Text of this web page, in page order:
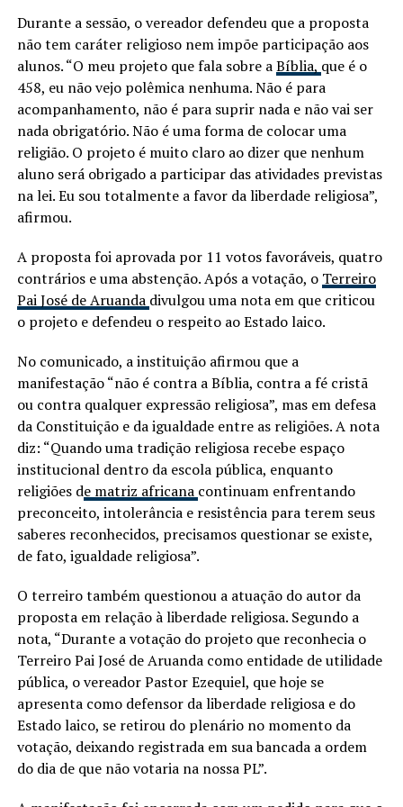
Durante a sessão, o vereador defendeu que a proposta
não tem caráter religioso nem impõe participação aos
alunos. “O meu projeto que fala sobre aBíblia, que é o
458, eu não vejo polêmica nenhuma. Não é para
acompanhamento, não é para suprir nada e não vai ser
nada obrigatório. Não é uma forma de colocar uma
religião. O projeto é muito claro ao dizer que nenhum
aluno será obrigado a participar das atividades previstas
na lei. Eu sou totalmente a favor da liberdade religiosa”,
afirmou.
A proposta foi aprovada por 11 votos favoráveis, quatro
contrários e uma abstenção. Após a votação, o Terreiro
Pai José de Aruanda divulgou uma nota em que criticou
o projeto e defendeu o respeito ao Estado laico.
No comunicado, a instituição afirmou que a
manifestação “não é contra a Bíblia, contra a fé cristã
ou contra qualquer expressão religiosa”, mas em defesa
da Constituição e da igualdade entre as religiões. A nota
diz: “Quando uma tradição religiosa recebe espaço
institucional dentro da escola pública, enquanto
religiões de matriz africana continuam enfrentando
preconceito, intolerância e resistência para terem seus
saberes reconhecidos, precisamos questionar se existe,
de fato, igualdade religiosa”.
O terreiro também questionou a atuação do autor da
proposta em relação à liberdade religiosa. Segundo a
nota, “Durante a votação do projeto que reconhecia o
Terreiro Pai José de Aruanda como entidade de utilidade
pública, o vereador Pastor Ezequiel, que hoje se
apresenta como defensor da liberdade religiosa e do
Estado laico, se retirou do plenário no momento da
votação, deixando registrada em sua bancada a ordem
do dia de que não votaria na nossa PL”.